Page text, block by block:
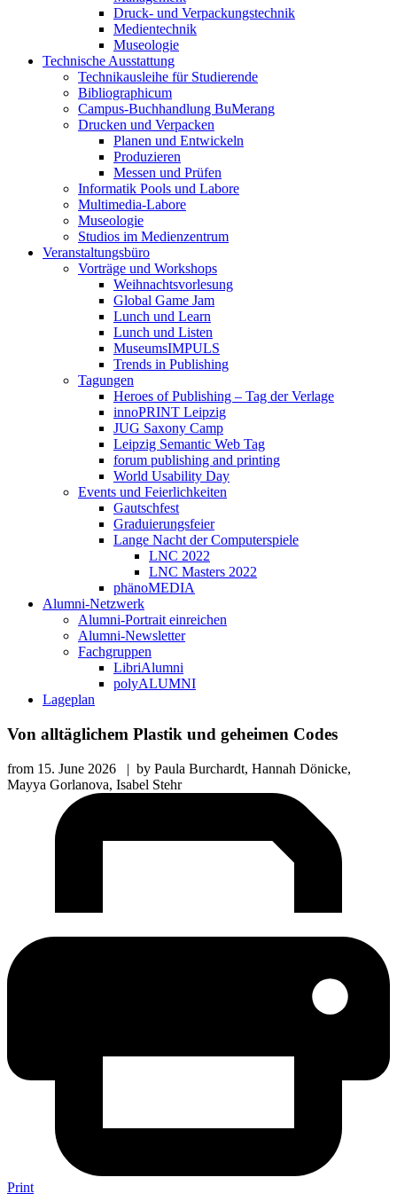
Druck- und Verpackungstechnik
Medientechnik
Museologie
Technische Ausstattung
Technikausleihe für Studierende
Bibliographicum
Campus-Buchhandlung BuMerang
Drucken und Verpacken
Planen und Entwickeln
Produzieren
Messen und Prüfen
Informatik Pools und Labore
Multimedia-Labore
Museologie
Studios im Medienzentrum
Veranstaltungsbüro
Vorträge und Workshops
Weihnachtsvorlesung
Global Game Jam
Lunch und Learn
Lunch und Listen
MuseumsIMPULS
Trends in Publishing
Tagungen
Heroes of Publishing – Tag der Verlage
innoPRINT Leipzig
JUG Saxony Camp
Leipzig Semantic Web Tag
forum publishing and printing
World Usability Day
Events und Feierlichkeiten
Gautschfest
Graduierungsfeier
Lange Nacht der Computerspiele
LNC 2022
LNC Masters 2022
phänoMEDIA
Alumni-Netzwerk
Alumni-Portrait einreichen
Alumni-Newsletter
Fachgruppen
LibriAlumni
polyALUMNI
Lageplan
Von alltäglichem Plastik und geheimen Codes
from 15. June 2026 | by Paula Burchardt, Hannah Dönicke,
Mayya Gorlanova, Isabel Stehr
Print